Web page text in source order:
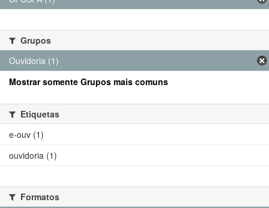
Grupos
Ouvidoria (1)
Mostrar somente Grupos mais comuns
Etiquetas
e-ouv (1)
ouvidoria (1)
Formatos